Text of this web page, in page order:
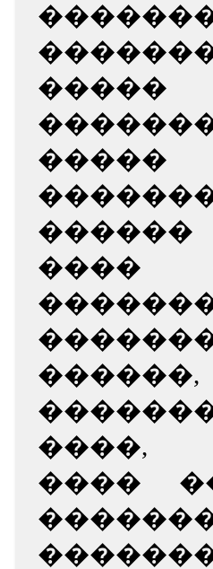
����
����,
����